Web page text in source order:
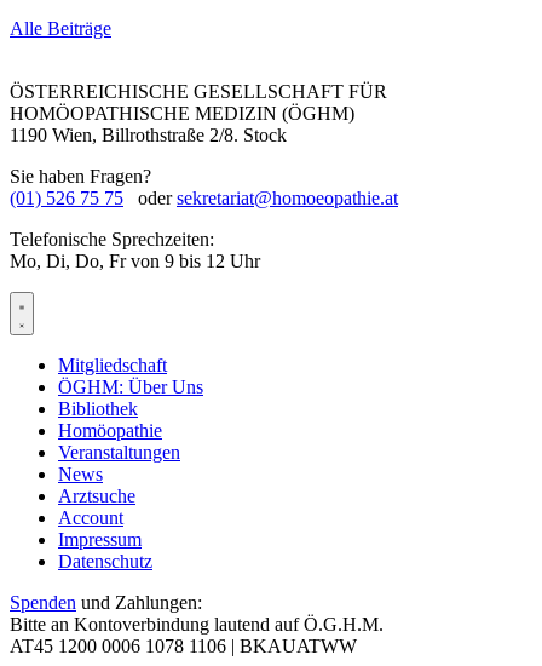
Alle Beiträge
ÖSTERREICHISCHE GESELLSCHAFT FÜR
HOMÖOPATHISCHE MEDIZIN (ÖGHM)
1190 Wien, Billrothstraße 2/8. Stock
Sie haben Fragen?
(01) 526 75 75 odersekretariat@homoeopathie.at
Telefonische Sprechzeiten:
Mo, Di, Do, Fr von 9 bis 12 Uhr
Mitgliedschaft
ÖGHM: Über Uns
Bibliothek
Homöopathie
Veranstaltungen
News
Arztsuche
Account
Impressum
Datenschutz
Spenden und Zahlungen:
Bitte an Kontoverbindung lautend auf Ö.G.H.M.
AT45 1200 0006 1078 1106 | BKAUATWW